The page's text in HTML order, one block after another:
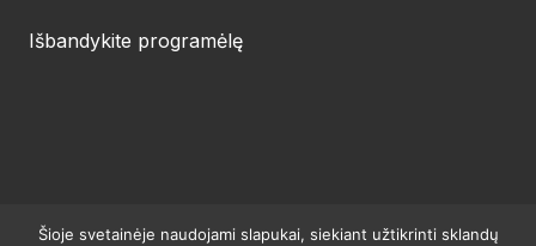
Išbandykite programėlę
Šioje svetainėje naudojami slapukai, siekiant užtikrinti sklandų